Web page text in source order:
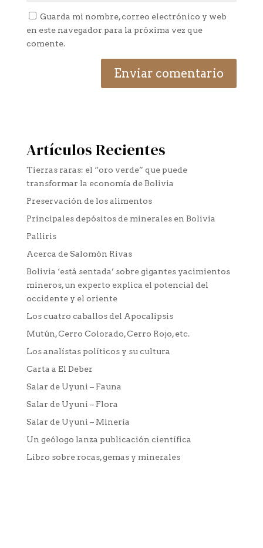
Guarda mi nombre, correo electrónico y web
en este navegador para la próxima vez que
comente.
Artículos Recientes
Tierras raras: el “oro verde” que puede
transformar la economía de Bolivia
Preservación de los alimentos
Principales depósitos de minerales en Bolivia
Palliris
Acerca de Salomón Rivas
Bolivia ‘está sentada’ sobre gigantes yacimientos
mineros, un experto explica el potencial del
occidente y el oriente
Los cuatro caballos del Apocalipsis
Mutún, Cerro Colorado, Cerro Rojo, etc.
Los analístas políticos y su cultura
Carta a El Deber
Salar de Uyuni – Fauna
Salar de Uyuni – Flora
Salar de Uyuni – Minería
Un geólogo lanza publicación científica
Libro sobre rocas, gemas y minerales